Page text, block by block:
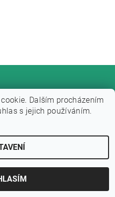
Upravit nastavení cookies
Dalším procházením
s jejich používáním.